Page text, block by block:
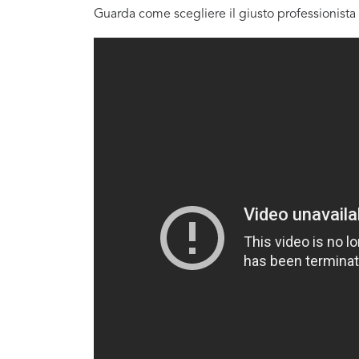
Guarda come scegliere il giusto professionista